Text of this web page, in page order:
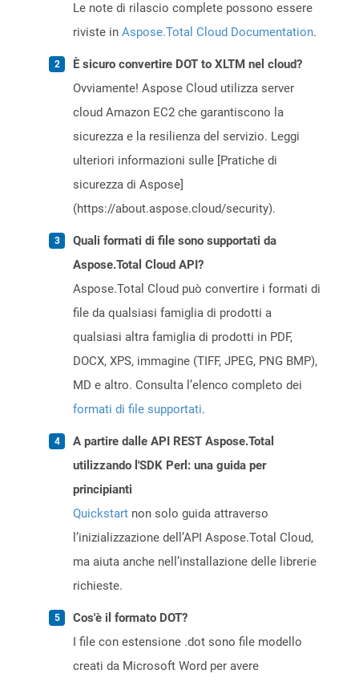
Le note di rilascio complete possono essere
riviste in Aspose.Total Cloud Documentation.
È sicuro convertire DOT to XLTM nel cloud?
Ovviamente! Aspose Cloud utilizza server
cloud Amazon EC2 che garantiscono la
sicurezza e la resilienza del servizio. Leggi
ulteriori informazioni sulle [Pratiche di
sicurezza di Aspose]
(https://about.aspose.cloud/security).
Quali formati di file sono supportati da
Aspose.Total Cloud API?
Aspose.Total Cloud può convertire i formati di
file da qualsiasi famiglia di prodotti a
qualsiasi altra famiglia di prodotti in PDF,
DOCX, XPS, immagine (TIFF, JPEG, PNG BMP),
MD e altro. Consulta l’elenco completo dei
formati di file supportati.
A partire dalle API REST Aspose.Total
utilizzando l'SDK Perl: una guida per
principianti
Quickstart non solo guida attraverso
l’inizializzazione dell’API Aspose.Total Cloud,
ma aiuta anche nell’installazione delle librerie
richieste.
Cos'è il formato DOT?
I file con estensione .dot sono file modello
creati da Microsoft Word per avere